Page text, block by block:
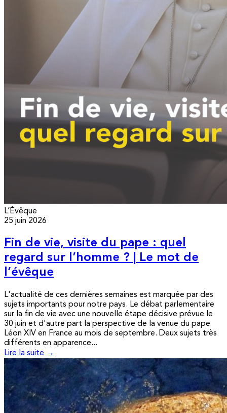
L’Évêque
25 juin 2026
Fin de vie, visite du pape : quel
regard sur l’homme ? | Le mot de
l’évêque
L'actualité de ces dernières semaines est marquée par des
sujets importants pour notre pays. Le débat parlementaire
sur la fin de vie avec une nouvelle étape décisive prévue le
30 juin et d'autre part la perspective de la venue du pape
Léon XIV en France au mois de septembre. Deux sujets très
différents en apparence...
Lire la suite →